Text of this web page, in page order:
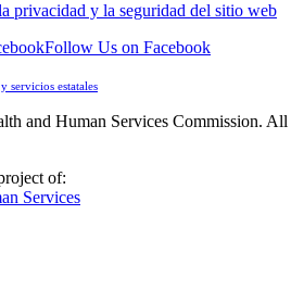
privacidad y la seguridad del sitio web
Follow Us on Facebook
servicios estatales
and Human Services Commission. All
of: